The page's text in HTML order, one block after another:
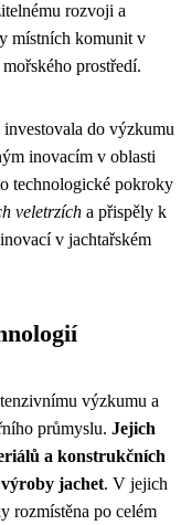
rozvoji a
místních komunit v
prostředí.
do výzkumu
inovacím v oblasti
technologické pokroky
veletrzích a přispěly k
v jachtařském
výzkumu a
průmyslu. Jejich
a konstrukčních
jachet. V jejich
rozmístěna po celém